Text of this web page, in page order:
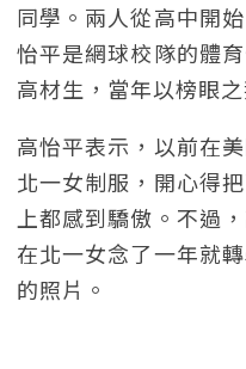
同學。兩人從高中開
怡平是網球校隊的體
高材生，當年以榜眼
高怡平表示，以前在
北一女制服，開心得
上都感到驕傲。不過
在北一女念了一年就
的照片。